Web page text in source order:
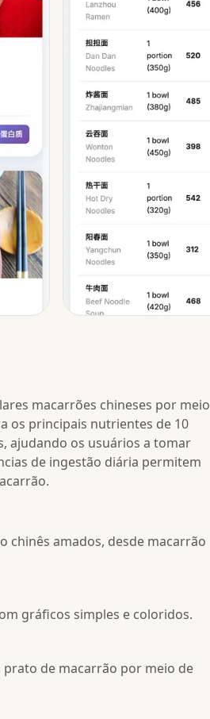
macarrões chineses por meio
os principais nutrientes de 10
ajudando os usuários a tomar
de ingestão diária permitem
chinês amados, desde macarrão
gráficos simples e coloridos.
de macarrão por meio de